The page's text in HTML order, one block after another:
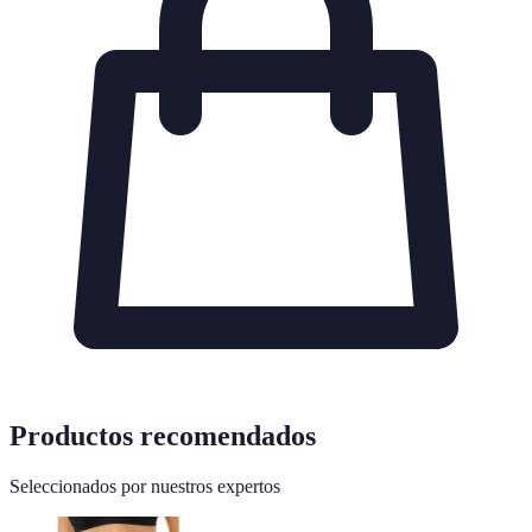
Productos recomendados
Seleccionados por nuestros expertos